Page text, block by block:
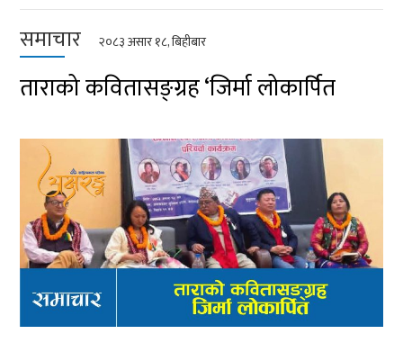
समाचार २०८३ असार १८, बिहीबार
ताराको कवितासङ्ग्रह ‘जिर्मा लोकार्पित